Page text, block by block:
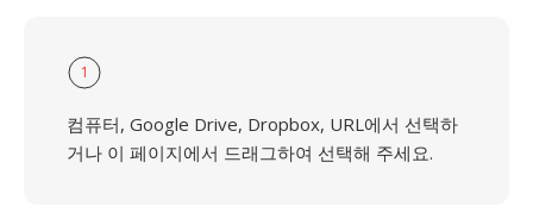
1
컴퓨터, Google Drive, Dropbox, URL에서 선택하
거나 이 페이지에서 드래그하여 선택해 주세요.